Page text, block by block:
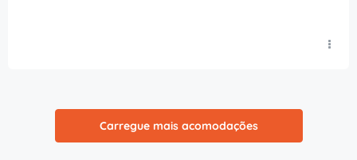
Carregue mais acomodações